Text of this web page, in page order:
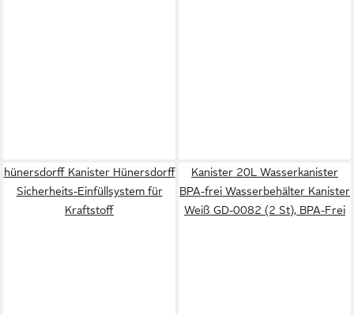
hünersdorff Kanister Hünersdorff
Sicherheits-Einfüllsystem für
Kraftstoff
Kanister 20L Wasserkanister
BPA-frei Wasserbehälter Kanister
Weiß GD-0082 (2 St), BPA-Frei